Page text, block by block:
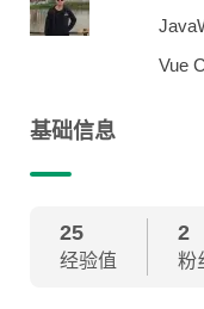
Vue
基础信息
25
经验值
2
粉